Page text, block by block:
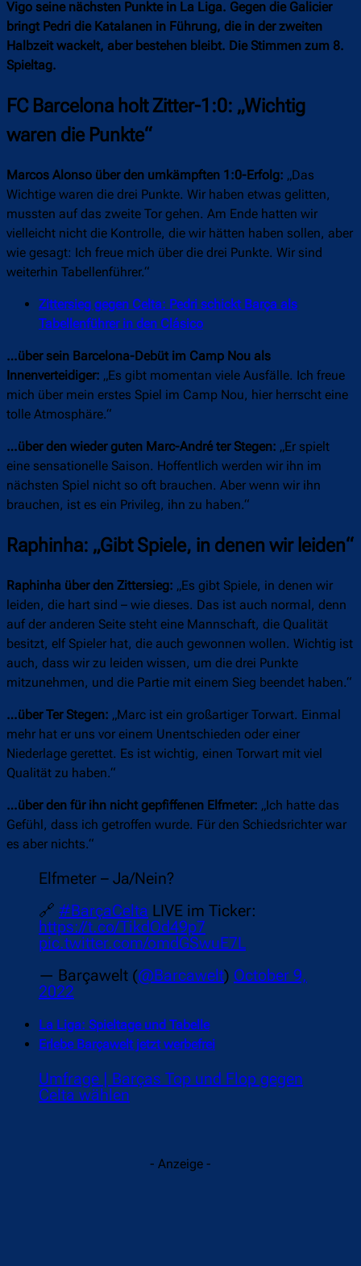
Vigo seine nächsten Punkte in La Liga. Gegen die Galicier
bringt Pedri die Katalanen in Führung, die in der zweiten
Halbzeit wackelt, aber bestehen bleibt. Die Stimmen zum 8.
Spieltag.
FC Barcelona holt Zitter-1:0: „Wichtig
waren die Punkte“
Marcos Alonso über den umkämpften 1:0-Erfolg: „Das
Wichtige waren die drei Punkte. Wir haben etwas gelitten,
mussten auf das zweite Tor gehen. Am Ende hatten wir
vielleicht nicht die Kontrolle, die wir hätten haben sollen, aber
wie gesagt: Ich freue mich über die drei Punkte. Wir sind
weiterhin Tabellenführer.“
Zittersieg gegen Celta: Pedri schickt Barça als
Tabellenführer in den Clásico
…über sein Barcelona-Debüt im Camp Nou als
Innenverteidiger: „Es gibt momentan viele Ausfälle. Ich freue
mich über mein erstes Spiel im Camp Nou, hier herrscht eine
tolle Atmosphäre.“
…über den wieder guten Marc-André ter Stegen: „Er spielt
eine sensationelle Saison. Hoffentlich werden wir ihn im
nächsten Spiel nicht so oft brauchen. Aber wenn wir ihn
brauchen, ist es ein Privileg, ihn zu haben.“
Raphinha: „Gibt Spiele, in denen wir leiden“
Raphinha über den Zittersieg: „Es gibt Spiele, in denen wir
leiden, die hart sind – wie dieses. Das ist auch normal, denn
auf der anderen Seite steht eine Mannschaft, die Qualität
besitzt, elf Spieler hat, die auch gewonnen wollen. Wichtig ist
auch, dass wir zu leiden wissen, um die drei Punkte
mitzunehmen, und die Partie mit einem Sieg beendet haben.“
…über Ter Stegen: „Marc ist ein großartiger Torwart. Einmal
mehr hat er uns vor einem Unentschieden oder einer
Niederlage gerettet. Es ist wichtig, einen Torwart mit viel
Qualität zu haben.“
…über den für ihn nicht gepfiffenen Elfmeter: „Ich hatte das
Gefühl, dass ich getroffen wurde. Für den Schiedsrichter war
es aber nichts.“
Elfmeter – Ja/Nein?
🔗 #BarçaCelta LIVE im Ticker:
https://t.co/TikdOd49p7
pic.twitter.com/omdGSwuE7L
— Barçawelt (@Barcawelt) October 9,
2022
La Liga: Spieltage und Tabelle
Erlebe Barçawelt jetzt werbefrei
Umfrage | Barças Top und Flop gegen
Celta wählen
- Anzeige -